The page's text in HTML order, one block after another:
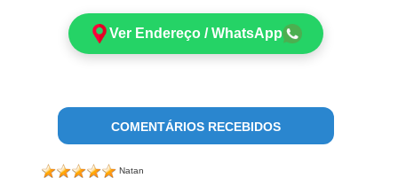
Ver Endereço / WhatsApp
COMENTÁRIOS RECEBIDOS
Natan